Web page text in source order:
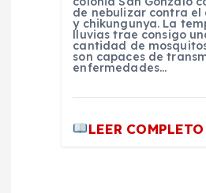
de nebulizar contra el
y chikungunya. La
lluvias trae consigo
cantidad de
son capaces de
enfermedades…
LEER COMPLETO